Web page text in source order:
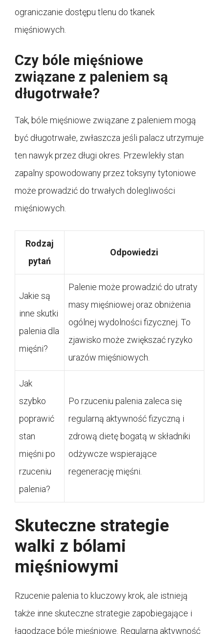
ograniczanie dostępu tlenu do tkanek
mięśniowych.
Czy bóle mięśniowe
związane z paleniem są
długotrwałe?
Tak, bóle mięśniowe związane z paleniem mogą
być długotrwałe, zwłaszcza jeśli palacz utrzymuje
ten nawyk przez długi okres. Przewlekły stan
zapalny spowodowany przez toksyny tytoniowe
może prowadzić do trwałych dolegliwości
mięśniowych.
Rodzaj
pytań
Odpowiedzi
Jakie są
inne skutki
palenia dla
mięśni?
Palenie może prowadzić do utraty
masy mięśniowej oraz obniżenia
ogólnej wydolności fizycznej. To
zjawisko może zwiększać ryzyko
urazów mięśniowych.
Jak
szybko
poprawić
stan
mięśni po
rzuceniu
palenia?
Po rzuceniu palenia zaleca się
regularną aktywność fizyczną i
zdrową dietę bogatą w składniki
odżywcze wspierające
regenerację mięśni.
Skuteczne strategie
walki z bólami
mięśniowymi
Rzucenie palenia to kluczowy krok, ale istnieją
także inne skuteczne strategie zapobiegające i
łagodzące bóle mięśniowe. Regularna aktywność